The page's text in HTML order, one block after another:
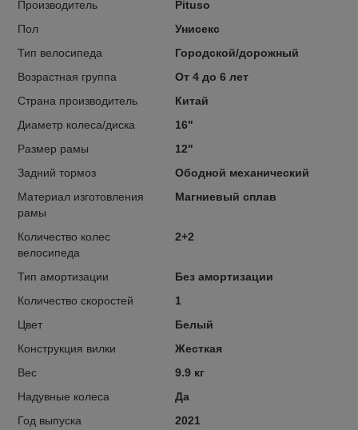
Производитель
Pituso
Пол
Унисекс
Тип велосипеда
Городской/дорожный
Возрастная группа
От 4 до 6 лет
Страна производитель
Китай
Диаметр колеса/диска
16"
Размер рамы
12"
Задний тормоз
Ободной механический
Материал изготовления
рамы
Магниевый сплав
Количество колес
велосипеда
2+2
Тип амортизации
Без амортизации
Количество скоростей
1
Цвет
Белый
Конструкция вилки
Жесткая
Вес
9.9 кг
Надувные колеса
Да
Год выпуска
2021